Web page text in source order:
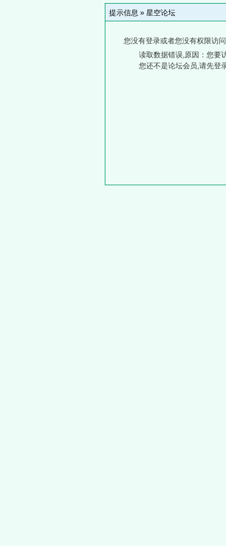
提示信息 » 星空论坛
您没有登录或者您没有权限访
读取数据错误,原因：您要
您还不是论坛会员,请先登